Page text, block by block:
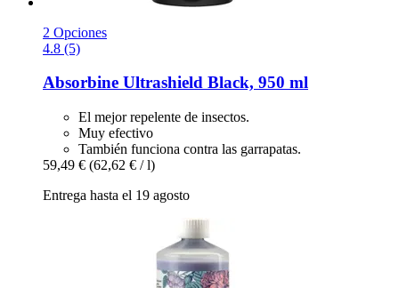
2 Opciones
4.8 (5)
Absorbine Ultrashield Black, 950 ml
El mejor repelente de insectos.
Muy efectivo
También funciona contra las garrapatas.
59,49 € (62,62 € / l)
Entrega hasta el 19 agosto